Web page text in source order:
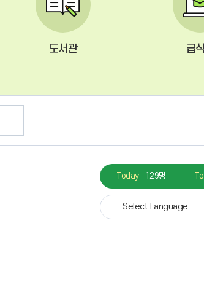
도서관 급
Today 129명
Select Language